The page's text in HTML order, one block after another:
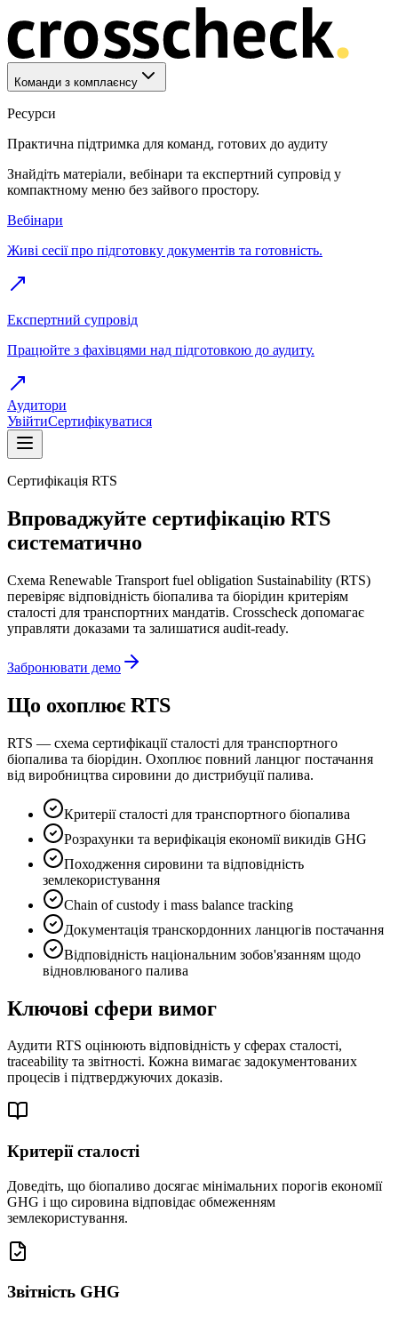
Команди з комплаєнсу
Ресурси
Практична підтримка для команд, готових до аудиту
Знайдіть матеріали, вебінари та експертний супровід у
компактному меню без зайвого простору.
Вебінари
Живі сесії про підготовку документів та готовність.
Експертний супровід
Працюйте з фахівцями над підготовкою до аудиту.
Аудитори
УвійтиСертифікуватися
Сертифікація RTS
Впроваджуйте сертифікацію RTS
систематично
Схема Renewable Transport fuel obligation Sustainability (RTS)
перевіряє відповідність біопалива та біорідин критеріям
сталості для транспортних мандатів. Crosscheck допомагає
управляти доказами та залишатися audit-ready.
Забронювати демо
Що охоплює RTS
RTS — схема сертифікації сталості для транспортного
біопалива та біорідин. Охоплює повний ланцюг постачання
від виробництва сировини до дистрибуції палива.
Критерії сталості для транспортного біопалива
Розрахунки та верифікація економії викидів GHG
Походження сировини та відповідність
землекористування
Chain of custody і mass balance tracking
Документація транскордонних ланцюгів постачання
Відповідність національним зобов'язанням щодо
відновлюваного палива
Ключові сфери вимог
Аудити RTS оцінюють відповідність у сферах сталості,
traceability та звітності. Кожна вимагає задокументованих
процесів і підтверджуючих доказів.
Критерії сталості
Доведіть, що біопаливо досягає мінімальних порогів економії
GHG і що сировина відповідає обмеженням
землекористування.
Звітність GHG